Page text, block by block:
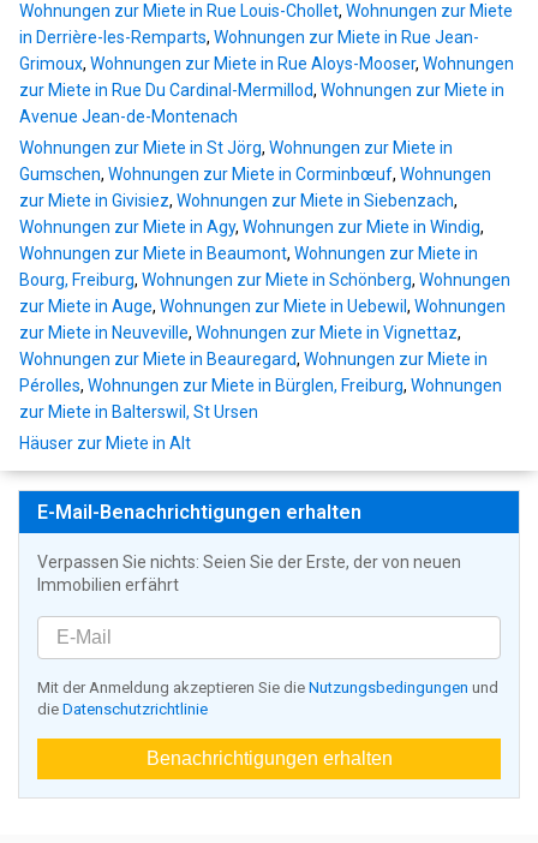
Wohnungen zur Miete in Rue Louis-Chollet, Wohnungen zur Miete
in Derrière-les-Remparts, Wohnungen zur Miete in Rue Jean-
Grimoux, Wohnungen zur Miete in Rue Aloys-Mooser, Wohnungen
zur Miete in Rue Du Cardinal-Mermillod, Wohnungen zur Miete in
Avenue Jean-de-Montenach
Wohnungen zur Miete in St Jörg, Wohnungen zur Miete in
Gumschen, Wohnungen zur Miete in Corminbœuf, Wohnungen
zur Miete in Givisiez, Wohnungen zur Miete in Siebenzach,
Wohnungen zur Miete in Agy, Wohnungen zur Miete in Windig,
Wohnungen zur Miete in Beaumont, Wohnungen zur Miete in
Bourg, Freiburg, Wohnungen zur Miete in Schönberg, Wohnungen
zur Miete in Auge, Wohnungen zur Miete in Uebewil , Wohnungen
zur Miete in Neuveville, Wohnungen zur Miete in Vignettaz,
Wohnungen zur Miete in Beauregard, Wohnungen zur Miete in
Pérolles, Wohnungen zur Miete in Bürglen, Freiburg, Wohnungen
zur Miete in Balterswil, St Ursen
Häuser zur Miete in Alt
E-Mail-Benachrichtigungen erhalten
Verpassen Sie nichts: Seien Sie der Erste, der von neuen
Immobilien erfährt
Mit der Anmeldung akzeptieren Sie die Nutzungsbedingungen und
die Datenschutzrichtlinie
Benachrichtigungen erhalten